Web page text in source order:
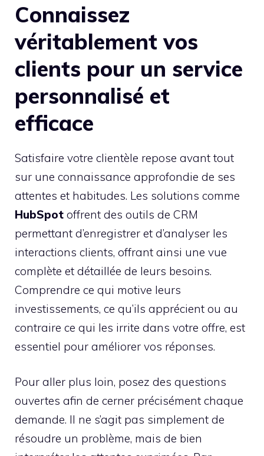
Connaissez
véritablement vos
clients pour un service
personnalisé et
efficace
Satisfaire votre clientèle repose avant tout
sur une connaissance approfondie de ses
attentes et habitudes. Les solutions comme
HubSpot offrent des outils de CRM
permettant d’enregistrer et d’analyser les
interactions clients, offrant ainsi une vue
complète et détaillée de leurs besoins.
Comprendre ce qui motive leurs
investissements, ce qu’ils apprécient ou au
contraire ce qui les irrite dans votre offre, est
essentiel pour améliorer vos réponses.
Pour aller plus loin, posez des questions
ouvertes afin de cerner précisément chaque
demande. Il ne s’agit pas simplement de
résoudre un problème, mais de bien